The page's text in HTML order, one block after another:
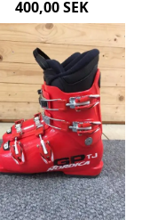
400,00 SEK